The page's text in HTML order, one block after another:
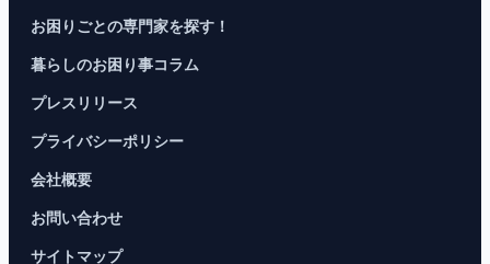
お困りごとの専門家を探す！
暮らしのお困り事コラム
プレスリリース
プライバシーポリシー
会社概要
お問い合わせ
サイトマップ